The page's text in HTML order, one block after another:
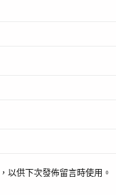
以供下次發佈留言時使用。